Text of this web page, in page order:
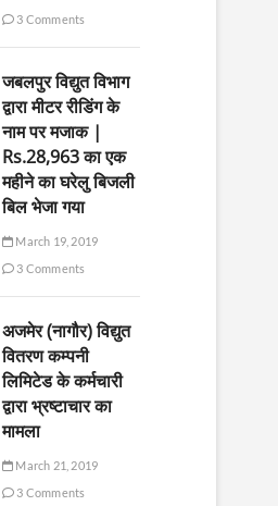
3 Comments
जबलपुर विद्युत विभाग
द्वारा मीटर रीडिंग के
नाम पर मजाक |
Rs.28,963 का एक
महीने का घरेलु बिजली
बिल भेजा गया
March 19, 2019
3 Comments
अजमेर (नागौर) विद्युत
वितरण कम्पनी
लिमिटेड के कर्मचारी
द्वारा भ्रष्टाचार का
मामला
March 21, 2019
3 Comments